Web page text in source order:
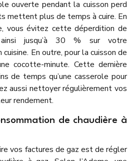
ouverte pendant la cuisson perd
mettent plus de temps à cuire. En
vous évitez cette déperdition de
ainsi jusqu’à 30 % sur votre
En outre, pour la cuisson de
cocotte-minute. Cette dernière
de temps qu’une casserole pour
aussi nettoyer régulièrement vos
rendement.
de chaudière à
vos factures de gaz est de régler